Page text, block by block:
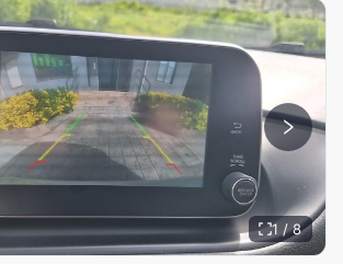
1 / 8